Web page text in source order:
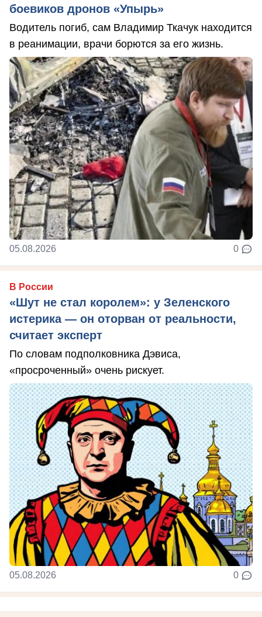
боевиков дронов «Упырь»
Водитель погиб, сам Владимир Ткачук находится
в реанимации, врачи борются за его жизнь.
05.08.2026 0
В России
«Шут не стал королем»: у Зеленского
истерика — он оторван от реальности,
считает эксперт
По словам подполковника Дэвиса,
«просроченный» очень рискует.
05.08.2026 0